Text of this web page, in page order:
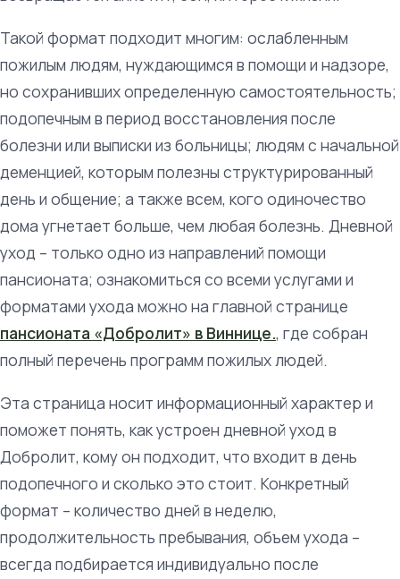
Такой формат подходит многим: ослабленным
пожилым людям, нуждающимся в помощи и надзоре,
но сохранивших определенную самостоятельность;
подопечным в период восстановления после
болезни или выписки из больницы; людям с начальной
деменцией, которым полезны структурированный
день и общение; а также всем, кого одиночество
дома угнетает больше, чем любая болезнь. Дневной
уход – только одно из направлений помощи
пансионата; ознакомиться со всеми услугами и
форматами ухода можно на главной странице
пансионата «Добролит» в Виннице., где собран
полный перечень программ пожилых людей.
Эта страница носит информационный характер и
поможет понять, как устроен дневной уход в
Добролит, кому он подходит, что входит в день
подопечного и сколько это стоит. Конкретный
формат – количество дней в неделю,
продолжительность пребывания, объем ухода –
всегда подбирается индивидуально после